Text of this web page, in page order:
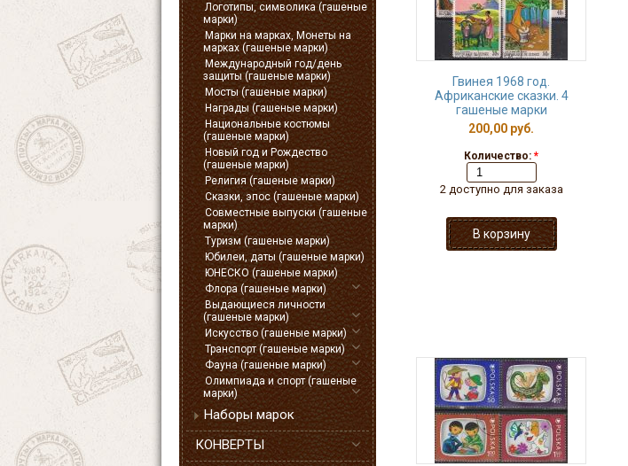
Логотипы, символика (гашеные
марки)
Марки на марках, Монеты на
марках (гашеные марки)
Международный год/день
защиты (гашеные марки)
Мосты (гашеные марки)
Награды (гашеные марки)
Национальные костюмы
(гашеные марки)
Новый год и Рождество
(гашеные марки)
Религия (гашеные марки)
Сказки, эпос (гашеные марки)
Совместные выпуски (гашеные
марки)
Туризм (гашеные марки)
Юбилеи, даты (гашеные марки)
ЮНЕСКО (гашеные марки)
Флора (гашеные марки)
Выдающиеся личности
(гашеные марки)
Искусство (гашеные марки)
Транспорт (гашеные марки)
Фауна (гашеные марки)
Олимпиада и спорт (гашеные
марки)
Наборы марок
КОНВЕРТЫ
Гвинея 1968 год.
Африканские сказки. 4
гашеные марки
200,00 руб.
Количество: *
2 доступно для заказа